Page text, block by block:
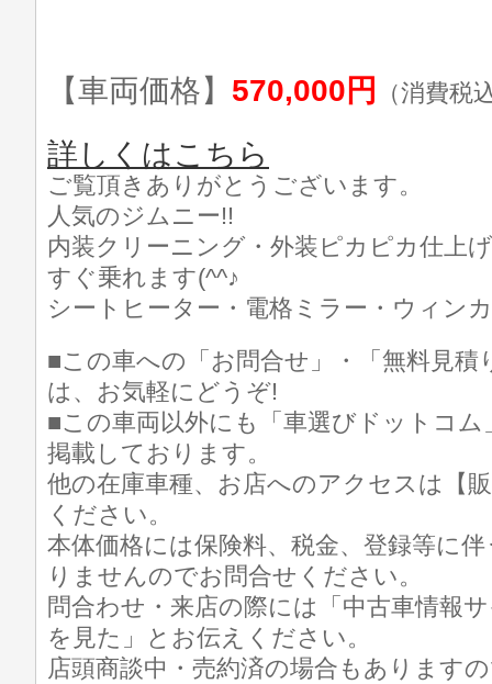
【車両価格】 570,000円 （消費税
詳しくはこちら
ご覧頂きありがとうございます。
人気のジムニー!!
内装クリーニング・外装ピカピカ仕上
すぐ乗れます(^^♪
シートヒーター・電格ミラー・ウィン
■この車への「お問合せ」・「無料見積
は、お気軽にどうぞ!
■この車両以外にも「車選びドットコ
掲載しております。
他の在庫車種、お店へのアクセスは【
ください。
本体価格には保険料、税金、登録等に
りませんのでお問合せください。
問合わせ・来店の際には「中古車情報
を見た」とお伝えください。
店頭商談中・売約済の場合もあります